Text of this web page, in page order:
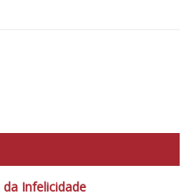
Infelicidade